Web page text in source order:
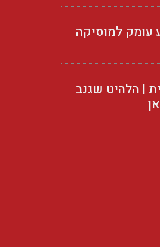
עומק למוסיקה
| הלהיט שגנב